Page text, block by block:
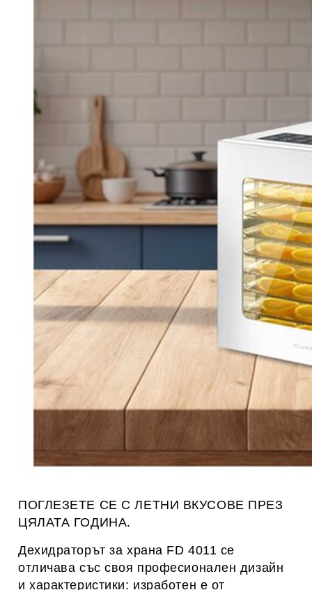
ПОГЛЕЗЕТЕ СЕ С ЛЕТНИ ВКУСОВЕ ПРЕЗ
ЦЯЛАТА ГОДИНА.
Дехидраторът за храна FD 4011 се
отличава със своя професионален дизайн
и характеристики: изработен е от